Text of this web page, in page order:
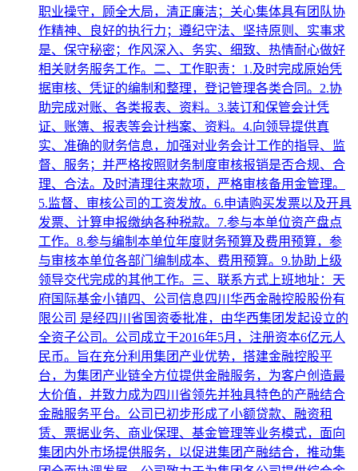
职业操守，顾全大局，清正廉洁；关心集体具有团队协
作精神、良好的执行力；遵纪守法、坚持原则、实事求
是、保守秘密；作风深入、务实、细致、热情耐心做好
相关财务服务工作。二、工作职责：1.及时完成原始凭
据审核、凭证的编制和整理，登记管理各类合同。2.协
助完成对账、各类报表、资料。3.装订和保管会计凭
证、账簿、报表等会计档案、资料。4.向领导提供真
实、准确的财务信息，加强对业务会计工作的指导、监
督、服务；并严格按照财务制度审核报销是否合规、合
理、合法。及时清理往来款项，严格审核备用金管理。
5.监督、审核公司的工资发放。6.申请购买发票以及开具
发票、计算申报缴纳各种税款。7.参与本单位资产盘点
工作。8.参与编制本单位年度财务预算及费用预算，参
与审核本单位各部门编制成本、费用预算。9.协助上级
领导交代完成的其他工作。三、联系方式上班地址：天
府国际基金小镇四、公司信息四川华西金融控股股份有
限公司 是经四川省国资委批准，由华西集团发起设立的
全资子公司。公司成立于2016年5月，注册资本6亿元人
民币。旨在充分利用集团产业优势，搭建金融控股平
台，为集团产业链全方位提供金融服务，为客户创造最
大价值，并致力成为四川省领先并独具特色的产融结合
金融服务平台。公司已初步形成了小额贷款、融资租
赁、票据业务、商业保理、基金管理等业务模式，面向
集团内外市场提供服务，以促进集团产融结合，推动集